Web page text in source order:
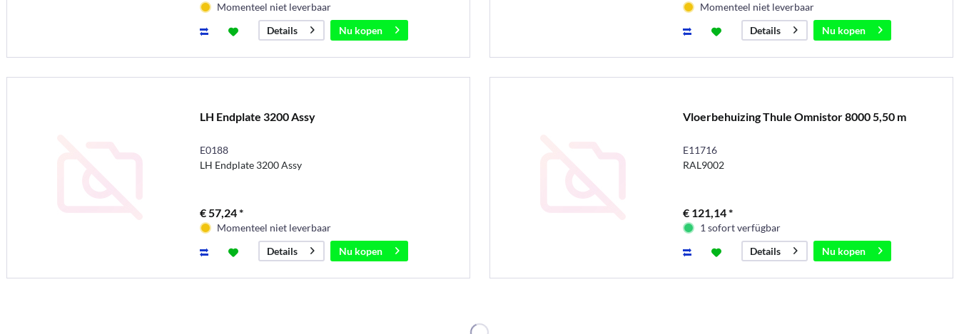
Momenteel niet leverbaar
Details
Nu kopen
Momenteel niet leverbaar
Details
Nu kopen
LH Endplate 3200 Assy
E0188
LH Endplate 3200 Assy
€ 57,24 *
Momenteel niet leverbaar
Details
Nu kopen
Vloerbehuizing Thule Omnistor 8000 5,50 m
E11716
RAL9002
€ 121,14 *
1 sofort verfügbar
Details
Nu kopen